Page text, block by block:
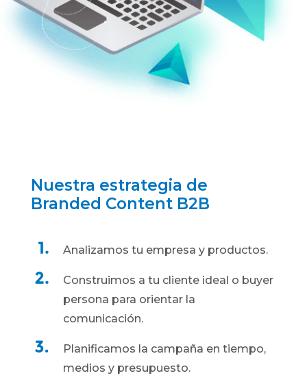
Nuestra estrategia de
Branded Content B2B
Analizamos tu empresa y productos.
Construimos a tu cliente ideal o buyer
persona para orientar la
comunicación.
Planificamos la campaña en tiempo,
medios y presupuesto.